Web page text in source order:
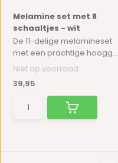
Melamine set met 8
schaaltjes - wit
De 11-delige melamineset
met een prachtige hoogg...
Niet op voorraad
39,95